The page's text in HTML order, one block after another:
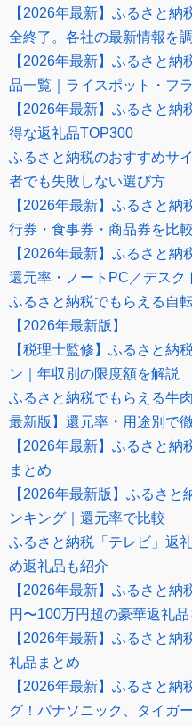
【2026年最新】ふるさと
全終了。各社の最新情報を
【2026年最新】ふるさと
品一覧｜ライスポット・フ
【2026年最新】ふるさと
得な返礼品TOP300
ふるさと納税のおすすめサ
者でも失敗しない選び方
【2026年最新】ふるさと
行券・食事券・商品券を比較
【2026年最新】ふるさと納
還元率・ノートPC／デスク
ふるさと納税でもらえる自
【2026年最新版】
【税理士監修】ふるさと納
ン｜年収別の限度額を解説
ふるさと納税でもらえる牛
最新版】還元率・用途別で
【2026年最新】ふるさと
まとめ
【2026年最新版】ふるさ
ンキング｜還元率で比較
ふるさと納税「テレビ」返
め返礼品も紹介
【2026年最新】ふるさと
円〜100万円超の豪華返礼
【2026年最新】ふるさと
礼品まとめ
【2026年最新】ふるさと
グ！パナソニック、タイガ